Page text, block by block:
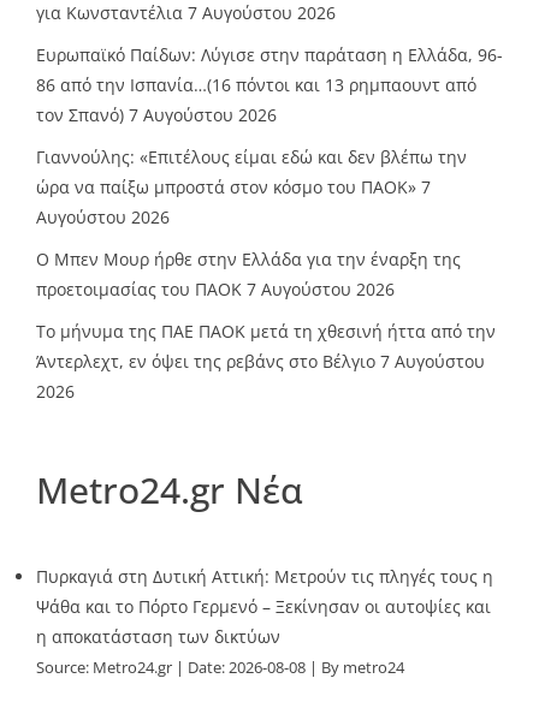
για Κωνσταντέλια 7 Αυγούστου 2026
Ευρωπαϊκό Παίδων: Λύγισε στην παράταση η Ελλάδα, 96-
86 από την Ισπανία…(16 πόντοι και 13 ρημπαουντ από
τον Σπανό) 7 Αυγούστου 2026
Γιαννούλης: «Επιτέλους είμαι εδώ και δεν βλέπω την
ώρα να παίξω μπροστά στον κόσμο του ΠΑΟΚ» 7
Αυγούστου 2026
O Mπεν Μουρ ήρθε στην Ελλάδα για την έναρξη της
προετοιμασίας του ΠΑΟΚ 7 Αυγούστου 2026
Το μήνυμα της ΠΑΕ ΠΑΟΚ μετά τη χθεσινή ήττα από την
Άντερλεχτ, εν όψει της ρεβάνς στο Βέλγιο 7 Αυγούστου
2026
Metro24.gr Νέα
Πυρκαγιά στη Δυτική Αττική: Μετρούν τις πληγές τους η
Ψάθα και το Πόρτο Γερμενό – Ξεκίνησαν οι αυτοψίες και
η αποκατάσταση των δικτύων
Source: Metro24.gr Date: 2026-08-08 By metro24